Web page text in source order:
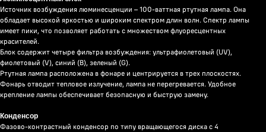
Источник возбуждения люминесценции – 100-ваттная ртутная лампа. Она
обладает высокой яркостью и широким спектром длин волн. Спектр лампы
имеет пики, что позволяет работать с множеством флуоресцентных
красителей.
Блок содержит четыре фильтра возбуждения: ультрафиолетовый (UV),
фиолетовый (V), синий (B), зеленый (G).
Ртутная лампа расположена в фонаре и центрируется в трех плоскостях.
Фонарь отводит тепловое излучение, лампа не перегревается. Удобное
крепление лампы обеспечивает безопасную и быструю замену.
Конденсор
Фазово-контрастный конденсор по типу вращающегося диска с 4